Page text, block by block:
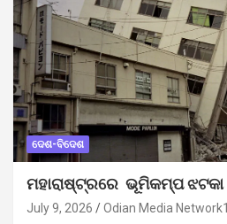
ଦେଶ-ବିଦେଶ
ମହାରାଷ୍ଟ୍ରରେ ଭୂମିକମ୍ପ ଝଟକା
July 9, 2026 Odian Media Network1